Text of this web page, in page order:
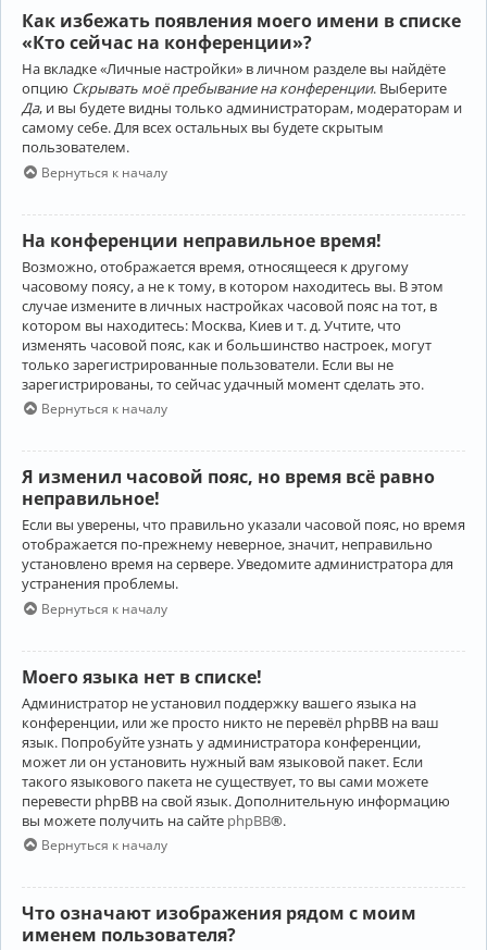
Как избежать появления моего имени в списке
«Кто сейчас на конференции»?
На вкладке «Личные настройки» в личном разделе вы найдёте
опцию Скрывать моё пребывание на конференции. Выберите
Да, и вы будете видны только администраторам, модераторам и
самому себе. Для всех остальных вы будете скрытым
пользователем.
Вернуться к началу
На конференции неправильное время!
Возможно, отображается время, относящееся к другому
часовому поясу, а не к тому, в котором находитесь вы. В этом
случае измените в личных настройках часовой пояс на тот, в
котором вы находитесь: Москва, Киев и т. д. Учтите, что
изменять часовой пояс, как и большинство настроек, могут
только зарегистрированные пользователи. Если вы не
зарегистрированы, то сейчас удачный момент сделать это.
Вернуться к началу
Я изменил часовой пояс, но время всё равно
неправильное!
Если вы уверены, что правильно указали часовой пояс, но время
отображается по-прежнему неверное, значит, неправильно
установлено время на сервере. Уведомите администратора для
устранения проблемы.
Вернуться к началу
Моего языка нет в списке!
Администратор не установил поддержку вашего языка на
конференции, или же просто никто не перевёл phpBB на ваш
язык. Попробуйте узнать у администратора конференции,
может ли он установить нужный вам языковой пакет. Если
такого языкового пакета не существует, то вы сами можете
перевести phpBB на свой язык. Дополнительную информацию
вы можете получить на сайте phpBB®.
Вернуться к началу
Что означают изображения рядом с моим
именем пользователя?